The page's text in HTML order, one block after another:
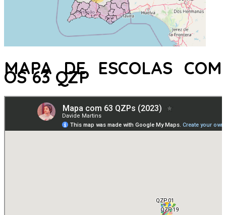
MAPA DE ESCOLAS COM
OS 63 QZP